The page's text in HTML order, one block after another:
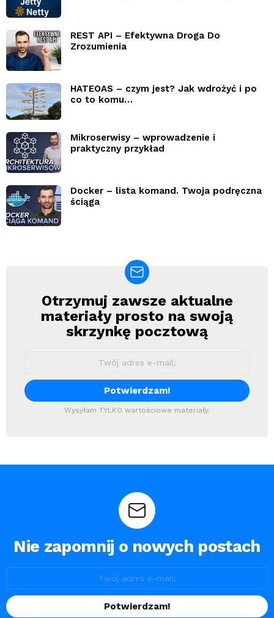
REST API – Efektywna Droga Do
Zrozumienia
HATEOAS – czym jest? Jak wdrożyć i po
co to komu…
Mikroserwisy – wprowadzenie i
praktyczny przykład
Docker – lista komand. Twoja podręczna
ściąga
Newsletter
Otrzymuj zawsze aktualne
materiały prosto na swoją
skrzynkę pocztową
Wysyłam TYLKO wartościowe materiały.
Nie zapomnij o nowych postach